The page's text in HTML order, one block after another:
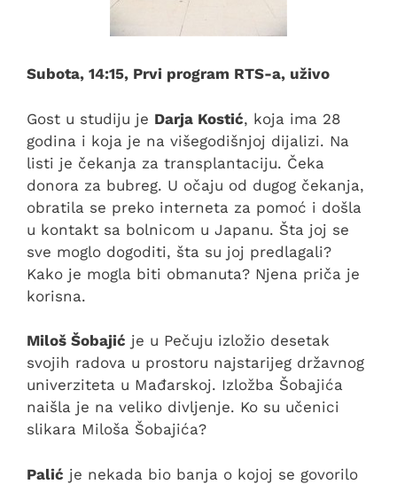
Subota, 14:15, Prvi program RTS-a, uživo
Gost u studiju je Darja Kostić, koja ima 28
godina i koja je na višegodišnjoj dijalizi. Na
listi je čekanja za transplantaciju. Čeka
donora za bubreg. U očaju od dugog čekanja,
obratila se preko interneta za pomoć i došla
u kontakt sa bolnicom u Japanu. Šta joj se
sve moglo dogoditi, šta su joj predlagali?
Kako je mogla biti obmanuta? Njena priča je
korisna.
Miloš Šobajić je u Pečuju izložio desetak
svojih radova u prostoru najstarijeg državnog
univerziteta u Mađarskoj. Izložba Šobajića
naišla je na veliko divljenje. Ko su učenici
slikara Miloša Šobajića?
Palić je nekada bio banja o kojoj se govorilo